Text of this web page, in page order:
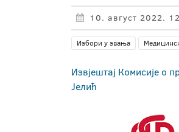
10. август 2022.
Избори у звања
Извјештај Комисије о
Јелић